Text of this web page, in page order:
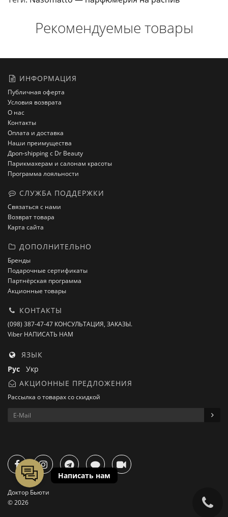
Рекомендуемые товары
ИНФОРМАЦИЯ
Публичная оферта
Условия возврата
О нас
Контакты
Оплата и доставка
Наши преимущества
Дроп-shipping с Dr Beauty
Парикмахерам и салонам красоты
Программа лояльности
СЛУЖБА ПОДДЕРЖКИ
Связаться с нами
Возврат товара
Карта сайта
ДОПОЛНИТЕЛЬНО
Бренды
Подарочные сертификаты
Партнёрская программа
Акционные товары
КОНТАКТЫ
(098) 387-47-47 КОНСУЛЬТАЦИЯ, ЗАКАЗЫ.
Viber НАПИСАТЬ НАМ
ЯЗЫК
Рус Укр
АКЦИОННЫЕ ПРЕДЛОЖЕНИЯ
Рассылка о товарах со скидкой
Доктор Бьюти
© 2026